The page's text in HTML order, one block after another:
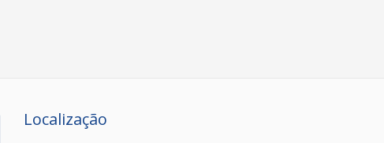
Localização